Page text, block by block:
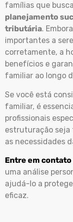
famílias que
planejamento
tributária.
importantes a
corretamente, a
benefícios e
familiar ao longo
Se você está
familiar, é
profissionais
estruturação
as necessidades
Entre em contato
uma análise
ajudá-lo a
eficaz.